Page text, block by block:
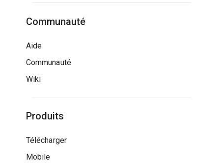
Communauté
Aide
Communauté
Wiki
Produits
Télécharger
Mobile